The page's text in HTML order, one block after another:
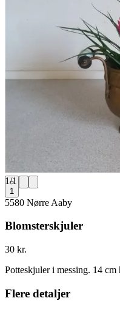
1/1
1
5580 Nørre Aaby
Blomsterskjuler
30 kr.
Potteskjuler i messing. 14
Flere detaljer